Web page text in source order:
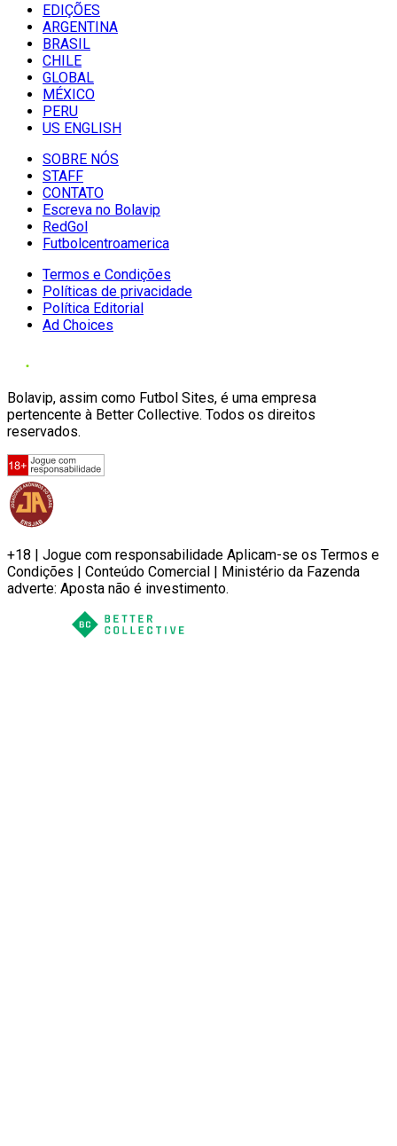
EDIÇÕES
ARGENTINA
BRASIL
CHILE
GLOBAL
MÉXICO
PERU
US ENGLISH
SOBRE NÓS
STAFF
CONTATO
Escreva no Bolavip
RedGol
Futbolcentroamerica
Termos e Condições
Políticas de privacidade
Política Editorial
Ad Choices
Bolavip, assim como Futbol Sites, é uma empresa
pertencente à Better Collective. Todos os direitos
reservados.
+18 | Jogue com responsabilidade Aplicam-se os Termos e
Condições | Conteúdo Comercial | Ministério da Fazenda
adverte: Aposta não é investimento.